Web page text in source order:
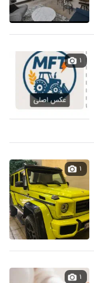
۱
۱
۱